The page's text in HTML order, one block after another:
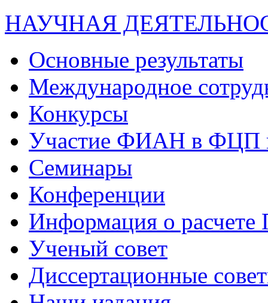
НАУЧНАЯ
Основные результаты
Международное
Конкурсы
Участие ФИАН в ФЦП
Семинары
Конференции
Информация о
Ученый совет
Диссертационные